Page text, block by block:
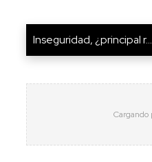
Inseguridad, ¿principal r...